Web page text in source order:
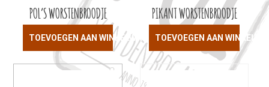
POL’S WORSTENBROODJE
TOEVOEGEN AAN WINKELWAGEN
PIKANT WORSTENBROODJE
TOEVOEGEN AAN